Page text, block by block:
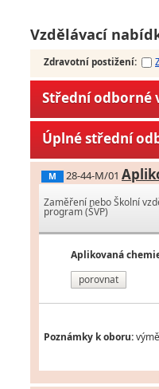
Vzdělávací
Zdravotní postižení:
Střední odborné
Úplné střední
M 28-44-M/01
Zaměření nebo Školní
program (ŠVP)
Aplikovaná
porovnat
Poznámky k oboru: